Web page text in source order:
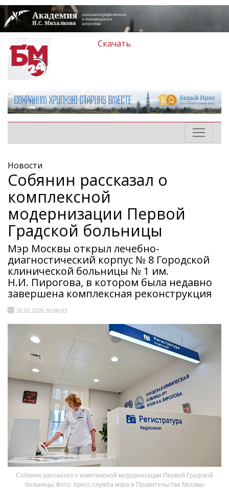
Скачать
Новости
Собянин рассказал о
комплексной
модернизации Первой
Градской больницы
Мэр Москвы открыл лечебно-
диагностический корпус № 8 Городской
клинической больницы № 1 им.
Н.И. Пирогова, в котором была недавно
завершена комплексная реконструкция
26.02.2026 20:08:03
Собянин рассказал о комплексной модернизации Первой Градской
больницы Фото: пресс-служба мэра и Правительства Москвы